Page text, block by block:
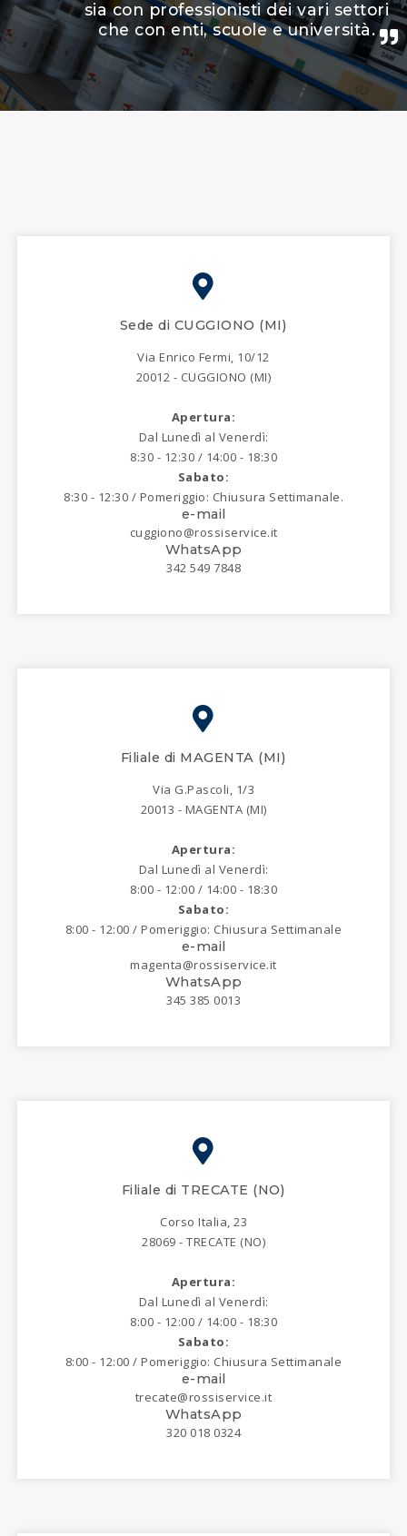
sia con professionisti dei vari settori
che con enti, scuole e università.
Sede di CUGGIONO (MI)
Via Enrico Fermi, 10/12
20012 - CUGGIONO (MI)
Apertura:
Dal Lunedì al Venerdì:
8:30 - 12:30 / 14:00 - 18:30
Sabato:
8:30 - 12:30 / Pomeriggio: Chiusura Settimanale.
e-mail
cuggiono@rossiservice.it
WhatsApp
342 549 7848
Filiale di MAGENTA (MI)
Via G.Pascoli, 1/3
20013 - MAGENTA (MI)
Apertura:
Dal Lunedì al Venerdì:
8:00 - 12:00 / 14:00 - 18:30
Sabato:
8:00 - 12:00 / Pomeriggio: Chiusura Settimanale
e-mail
magenta@rossiservice.it
WhatsApp
345 385 0013
Filiale di TRECATE (NO)
Corso Italia, 23
28069 - TRECATE (NO)
Apertura:
Dal Lunedì al Venerdì:
8:00 - 12:00 / 14:00 - 18:30
Sabato:
8:00 - 12:00 / Pomeriggio: Chiusura Settimanale
e-mail
trecate@rossiservice.it
WhatsApp
320 018 0324